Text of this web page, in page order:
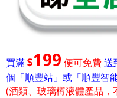
買滿$199 便可免費送
個「順豐站」或「順豐智
(酒類、玻璃樽液體產品